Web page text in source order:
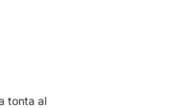
tonta al